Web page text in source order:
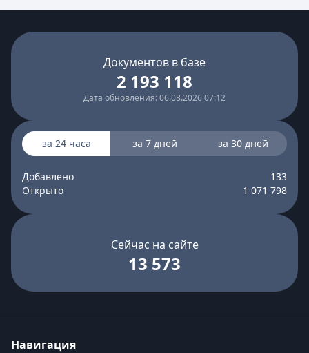
Документов в базе
2 193 118
Дата обновления: 06.08.2026 07:12
за 24 часа за 7 дней за 30 дней
Добавлено
133
Открыто
1 071 798
Сейчас на сайте
13 573
Навигация